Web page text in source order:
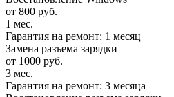
от 800 руб.
1 мес.
Гарантия на ремонт: 1 месяц
Замена разъема зарядки
от 1000 руб.
3 мес.
Гарантия на ремонт: 3 месяца